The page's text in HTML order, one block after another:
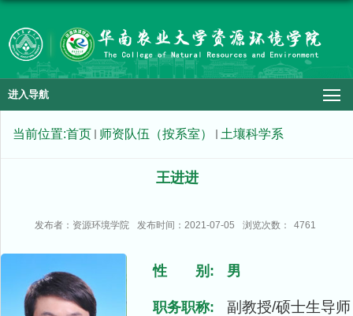
进入导航
当前位置:首页 师资队伍（按系室） 土壤科学系
王进进
发布者：资源环境学院 发布时间：2021-07-05 浏览次数： 4761
性 别: 男
职务职称: 副教授/硕士生导师